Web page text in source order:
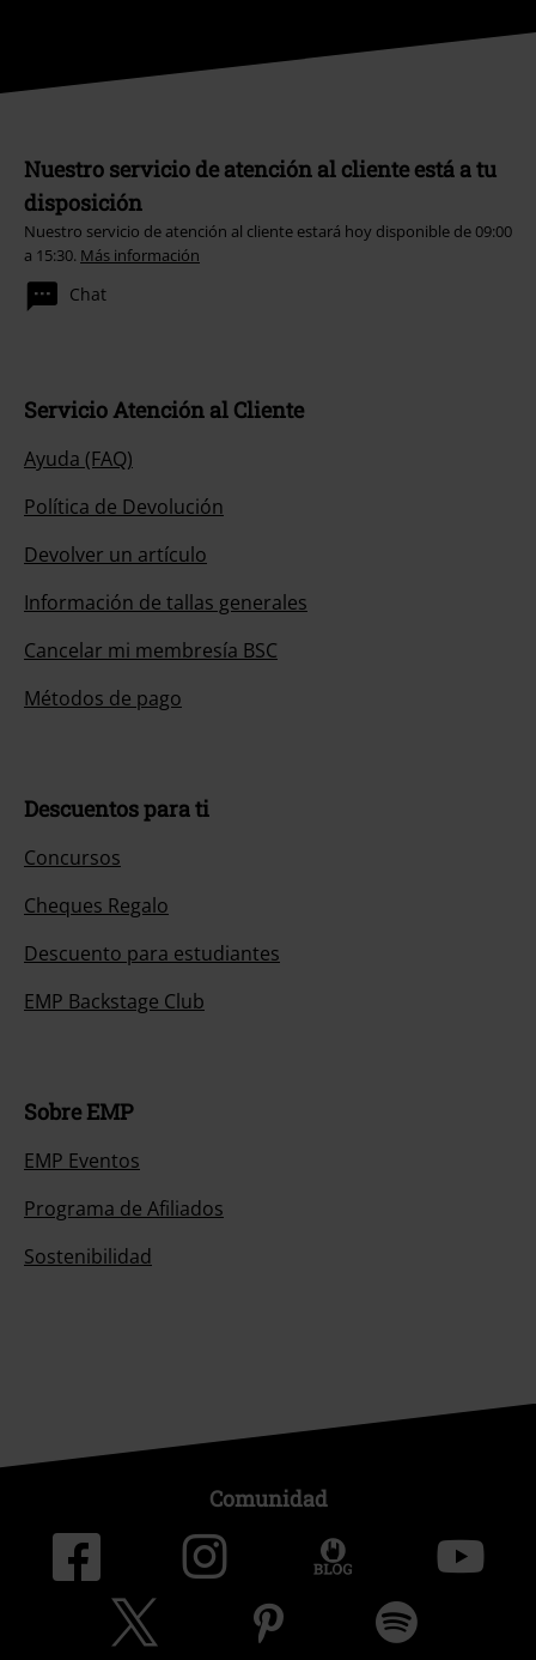
Nuestro servicio de atención al cliente está a tu
disposición
Nuestro servicio de atención al cliente estará hoy disponible de 09:00
a 15:30. Más información
Chat
Servicio Atención al Cliente
Ayuda (FAQ)
Política de Devolución
Devolver un artículo
Información de tallas generales
Cancelar mi membresía BSC
Métodos de pago
Descuentos para ti
Concursos
Cheques Regalo
Descuento para estudiantes
EMP Backstage Club
Sobre EMP
EMP Eventos
Programa de Afiliados
Sostenibilidad
Comunidad